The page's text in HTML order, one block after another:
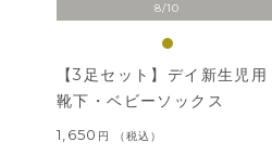
8/10
【3足セット】デイ新生児用
靴下・ベビーソックス
1,650 税込